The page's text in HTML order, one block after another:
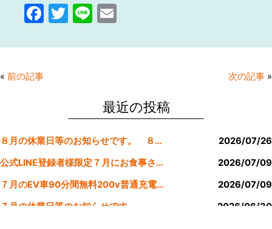
F
c
e
k
T
itt
Li
e
E
ai
« 前の記事 次の記事 »
最近の投稿
８月の休業日等のお知らせです。 ８月より定休日は金曜日のみにします。
2026/07/26
公式LINE登録者様限定７月にお食事された方にサービスクーポン発行
2026/07/09
７月のEV車90分間無料200v普通充電クーポン券！！
2026/07/09
７月の休業日等のお知らせです。
2026/06/30